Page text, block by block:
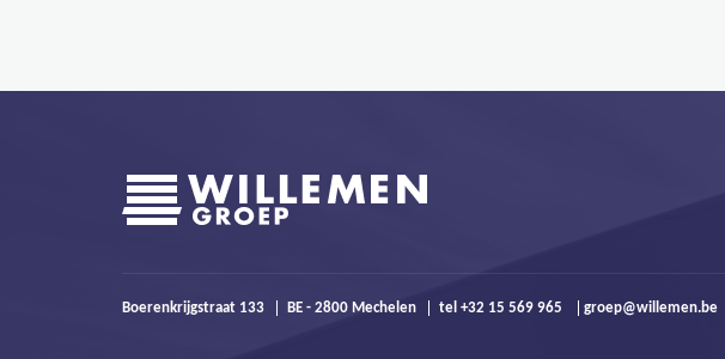
Boerenkrijgstraat 133 BE - 2800 Mechelen tel +32 15 569 965 groep@willemen.be